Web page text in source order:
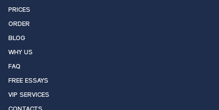
PRICES
ORDER
BLOG
WHY US
FAQ
FREE ESSAYS
VIP SERVICES